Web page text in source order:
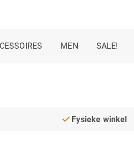
MEN SALE!
Fysieke winkel